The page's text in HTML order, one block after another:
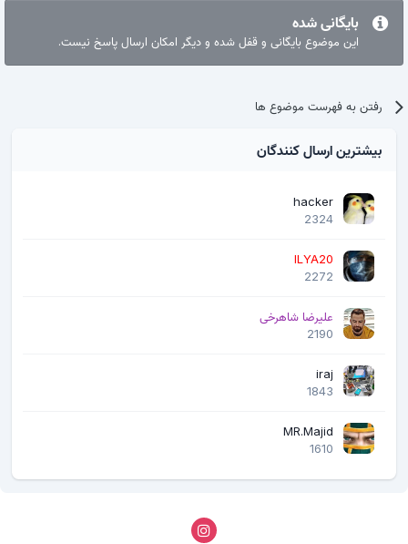
بایگانی شده
این موضوع بایگانی و قفل شده و دیگر امکان ارسال پاسخ نیست.
رفتن به فهرست موضوع ها
بیشترین ارسال کنندگان
hacker
2324
ILYA20
2272
علیرضا شاهرخی
2190
iraj
1843
MR.Majid
1610